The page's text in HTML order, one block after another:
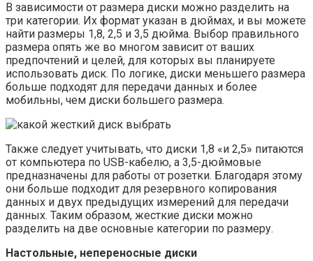
В зависимости от размера диски можно разделить на
три категории. Их формат указан в дюймах, и вы можете
найти размеры 1,8, 2,5 и 3,5 дюйма. Выбор правильного
размера опять же во многом зависит от ваших
предпочтений и целей, для которых вы планируете
использовать диск. По логике, диски меньшего размера
больше подходят для передачи данных и более
мобильны, чем диски большего размера.
Также следует учитывать, что диски 1,8 «и 2,5» питаются
от компьютера по USB-кабелю, а 3,5-дюймовые
предназначены для работы от розетки. Благодаря этому
они больше подходит для резервного копирования
данных и двух предыдущих измерений для передачи
данных. Таким образом, жесткие диски можно
разделить на две основные категории по размеру.
Настольные, непереносные диски